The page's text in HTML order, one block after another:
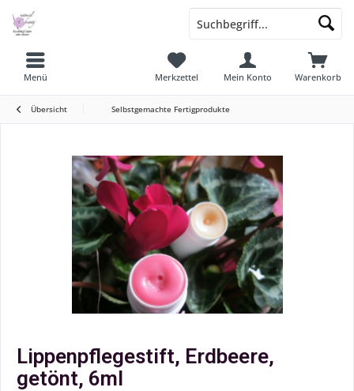
Menü Warenkorb
Merkzettel Mein Konto
Übersicht Selbstgemachte Fertigprodukte
Lippenpflegestift, Erdbeere,
getönt, 6ml